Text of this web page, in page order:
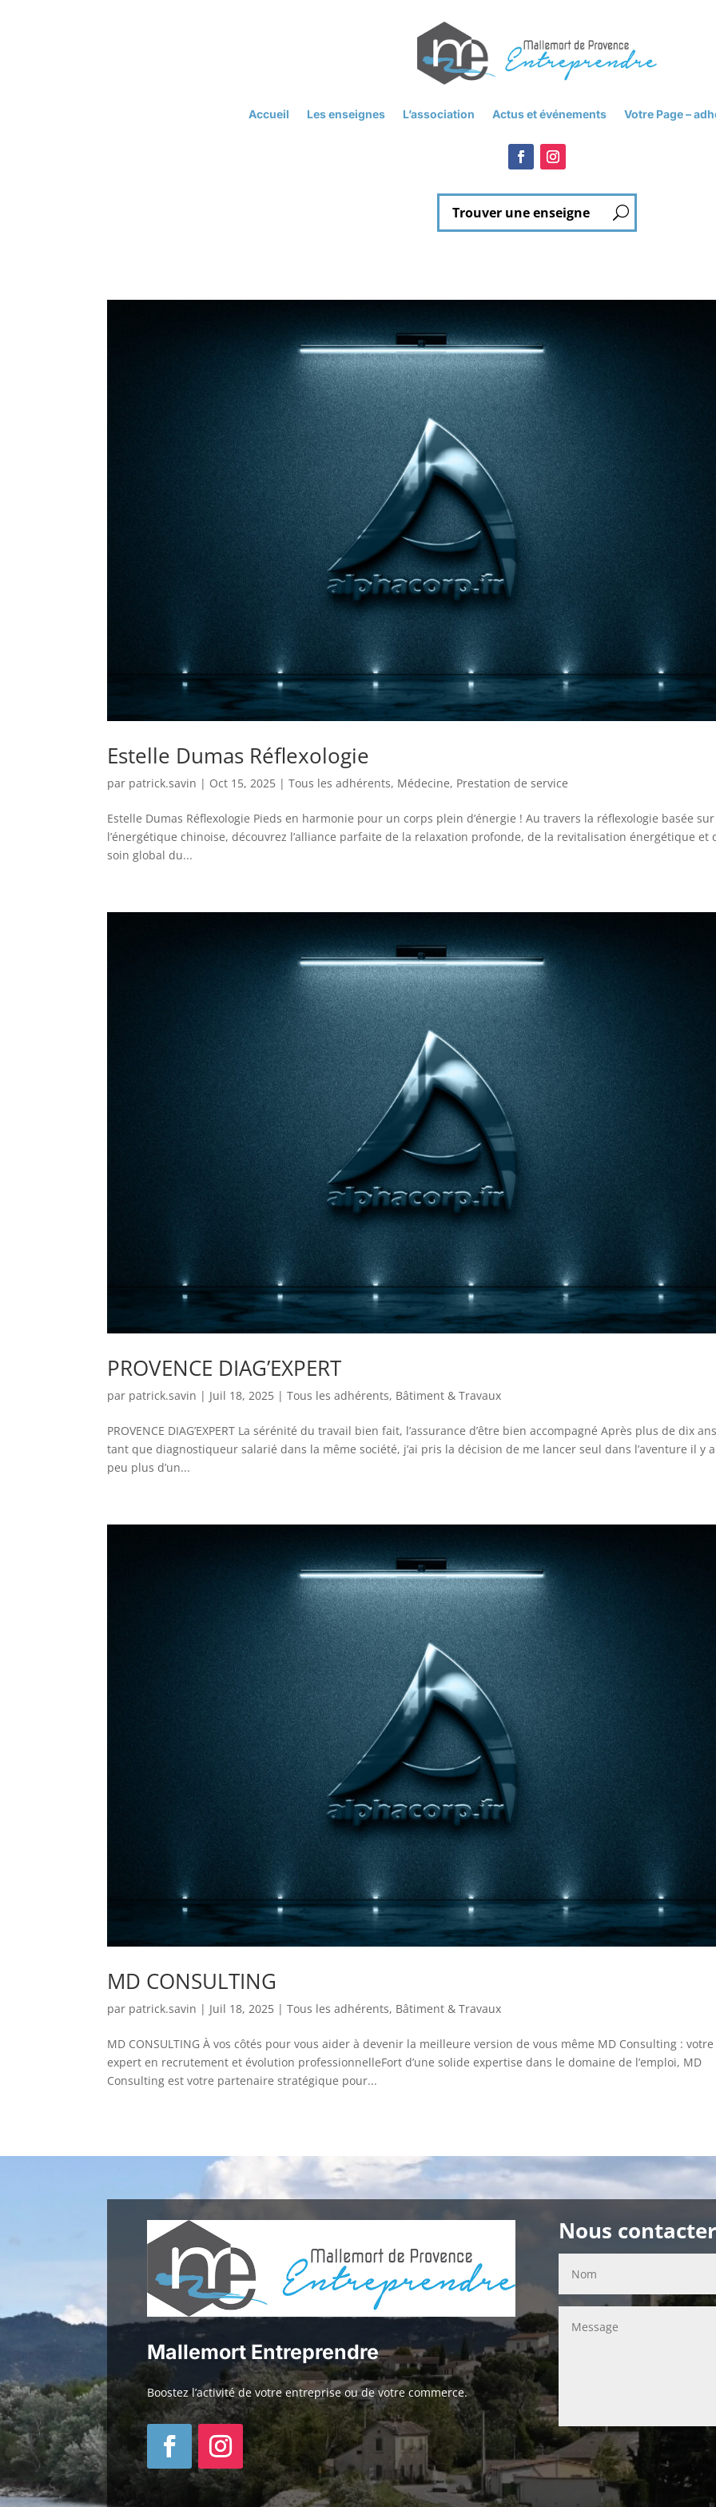
Accueil Les enseignes L’association Actus et événements Votre Page –
Estelle Dumas Réflexologie
par patrick.savin | Oct 15, 2025 |Tous les adhérents, Médecine, Prestation de service
Estelle Dumas Réflexologie Pieds en harmonie pour un corps plein d’énergie ! Au travers la réflexologie basée sur
l’énergétique chinoise, découvrez l’alliance parfaite de la relaxation profonde, de la revitalisation énergétique et
soin global du...
PROVENCE DIAG’EXPERT
par patrick.savin | Juil 18, 2025 |Tous les adhérents, Bâtiment & Travaux
PROVENCE DIAG’EXPERT La sérénité du travail bien fait, l’assurance d’être bien accompagné Après plus de dix
tant que diagnostiqueur salarié dans la même société, j’ai pris la décision de me lancer seul dans l’aventure il y
peu plus d’un...
MD CONSULTING
par patrick.savin | Juil 18, 2025 |Tous les adhérents, Bâtiment & Travaux
MD CONSULTING À vos côtés pour vous aider à devenir la meilleure version de vous même MD Consulting : votre
expert en recrutement et évolution professionnelleFort d’une solide expertise dans le domaine de l’emploi, MD
Consulting est votre partenaire stratégique pour...
Mallemort Entreprendre
Boostez l’activité de votre entreprise ou de votre commerce.
Nous contacter